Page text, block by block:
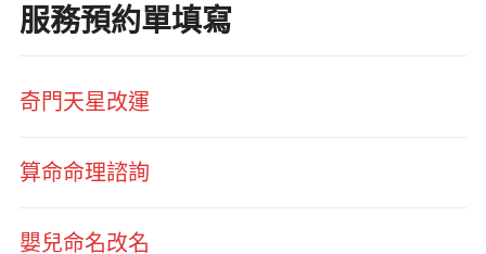
服務預約單填寫
奇門天星改運
算命命理諮詢
嬰兒命名改名